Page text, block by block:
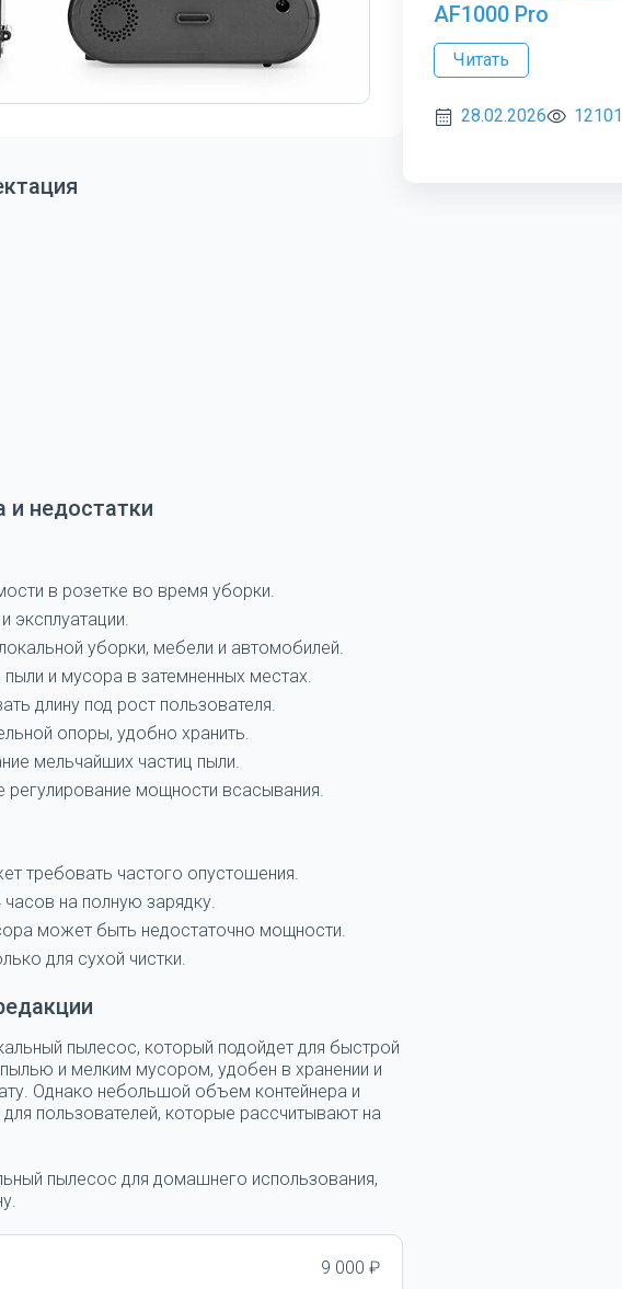
недостатки
в розетке во время уборки.
эксплуатации.
уборки, мебели и автомобилей.
и мусора в затемненных местах.
длину под рост пользователя.
опоры, удобно хранить.
мельчайших частиц пыли.
мощности всасывания.
требовать частого опустошения.
на полную зарядку.
может быть недостаточно мощности.
для сухой чистки.
пылесос, который подойдет для быстрой
и мелким мусором, удобен в хранении и
Однако небольшой объем контейнера и
пользователей, которые рассчитывают на
пылесос для домашнего использования,
9 000 ₽
AF1000 Pro
Читать
28.02.2026 12101